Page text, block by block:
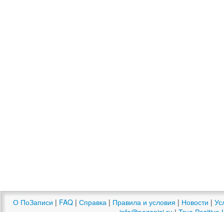
О ПоЗаписи | FAQ | Справка | Правила и условия | Новости |